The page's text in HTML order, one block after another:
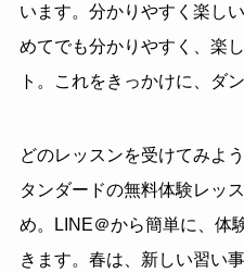
います。分かりやすく楽し
めてでも分かりやすく、楽
ト。これをきっかけに、ダ
どのレッスンを受けてみよ
タンダードの無料体験レッ
め。LINE＠から簡単に、体
きます。春は、新しい習い